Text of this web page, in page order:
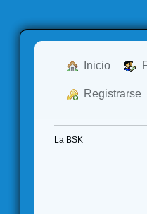
Inicio
Registrarse
La BSK